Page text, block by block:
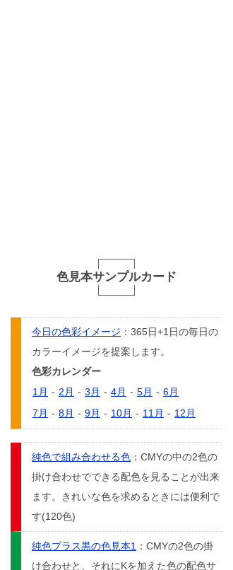
色見本サンプルカード
今日の色彩イメージ ：365日+1日の毎日の
カラーイメージを提案します。
色彩カレンダー
1月 - 2月 - 3月 - 4月 - 5月 - 6月
7月 - 8月 - 9月 - 10月 - 11月 - 12月
純色で組み合わせる色 ：CMYの中の2色の
掛け合わせでできる配色を見ることが出来
ます。きれいな色を求めるときには便利で
す(120色)
純色プラス黒の色見本1 ：CMYの2色の掛
け合わせと、それにKを加えた色の配色サ